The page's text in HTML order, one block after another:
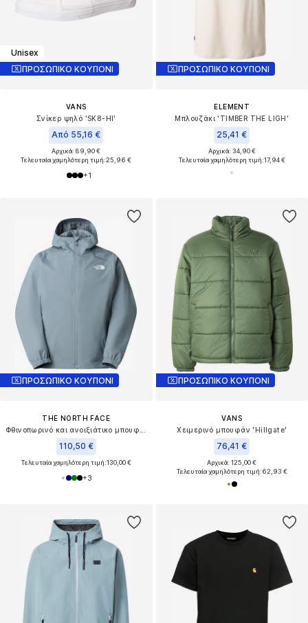
Unisex
ΠΡΟΣΩΠΙΚΟ ΚΟΥΠΟΝΙ
VANS
Σνίκερ ψηλό 'SK8-HI'
Από 55,16 €
Αρχικά: 89,90 €
Τελευταία χαμηλότερη τιμή:25,96 €
+1
ΠΡΟΣΩΠΙΚΟ ΚΟΥΠΟΝΙ
ELEMENT
Μπλουζάκι 'TIMBER THE LIGH'
25,41 €
Αρχικά: 34,90 €
Τελευταία χαμηλότερη τιμή:17,94 €
ΠΡΟΣΩΠΙΚΟ ΚΟΥΠΟΝΙ
THE NORTH FACE
110,50 €
Τελευταία χαμηλότερη τιμή:130,00 €
+3
ΠΡΟΣΩΠΙΚΟ ΚΟΥΠΟΝΙ
VANS
Χειμερινό μπουφάν 'Hillgate'
76,41 €
Αρχικά: 125,00 €
Τελευταία χαμηλότερη τιμή:62,93 €